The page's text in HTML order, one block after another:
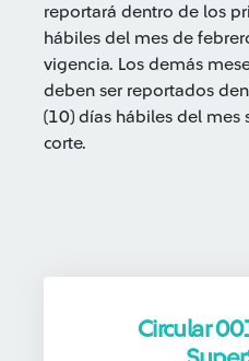
reportará dentro de los
hábiles del mes de
vigencia. Los demás
deben ser reportados
(10) días hábiles del mes
corte.
Circular